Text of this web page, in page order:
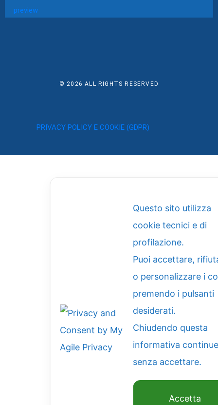
© 2026ALL RIGHTS RESERVED
PRIVACY POLICY E COOKIE (GDPR)
Questo sito utilizza
cookie tecnici e di
profilazione.
Puoi accettare,
o personalizzare i
premendo i pulsanti
desiderati.
Chiudendo questa
informativa
senza accettare.
Accetta